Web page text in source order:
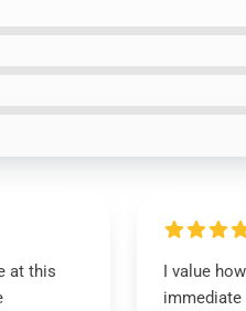
at this
I value